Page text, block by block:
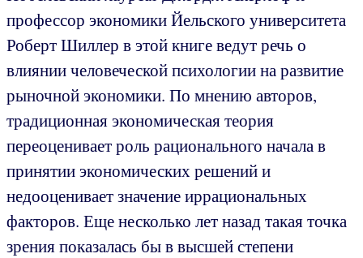
профессор экономики Йельского университета
Роберт Шиллер в этой книге ведут речь о
влиянии человеческой психологии на развитие
рыночной экономики. По мнению авторов,
традиционная экономическая теория
переоценивает роль рационального начала в
принятии экономических решений и
недооценивает значение иррациональных
факторов. Еще несколько лет назад такая точка
зрения показалась бы в высшей степени